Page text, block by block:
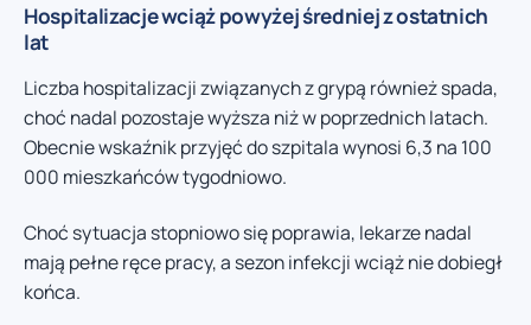
Hospitalizacje wciąż powyżej średniej z ostatnich
lat
Liczba hospitalizacji związanych z grypą również spada,
choć nadal pozostaje wyższa niż w poprzednich latach.
Obecnie wskaźnik przyjęć do szpitala wynosi 6,3 na 100
000 mieszkańców tygodniowo.
Choć sytuacja stopniowo się poprawia, lekarze nadal
mają pełne ręce pracy, a sezon infekcji wciąż nie dobiegł
końca.